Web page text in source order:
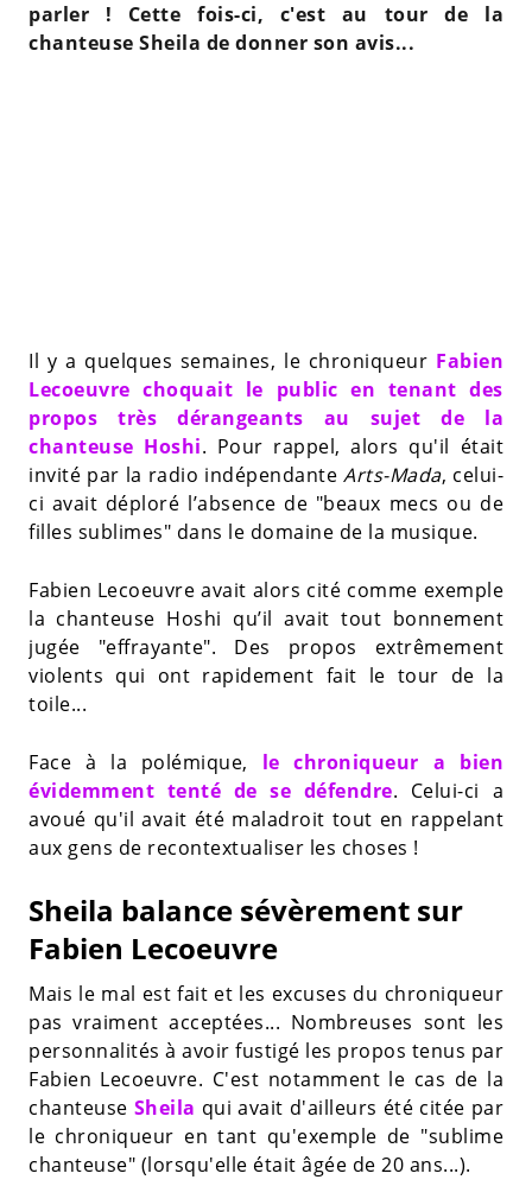
parler ! Cette fois-ci, c'est au tour de la
chanteuse Sheila de donner son avis...
Il y a quelques semaines, le chroniqueur Fabien
Lecoeuvre choquait le public en tenant des
propos très dérangeants au sujet de la
chanteuse Hoshi. Pour rappel, alors qu'il était
invité par la radio indépendante Arts-Mada, celui-
ci avait déploré l’absence de "beaux mecs ou de
filles sublimes" dans le domaine de la musique.
Fabien Lecoeuvre avait alors cité comme exemple
la chanteuse Hoshi qu’il avait tout bonnement
jugée "effrayante". Des propos extrêmement
violents qui ont rapidement fait le tour de la
toile...
Face à la polémique, le chroniqueur a bien
évidemment tenté de se défendre. Celui-ci a
avoué qu'il avait été maladroit tout en rappelant
aux gens de recontextualiser les choses !
Sheila balance sévèrement sur
Fabien Lecoeuvre
Mais le mal est fait et les excuses du chroniqueur
pas vraiment acceptées... Nombreuses sont les
personnalités à avoir fustigé les propos tenus par
Fabien Lecoeuvre. C'est notamment le cas de la
chanteuse Sheila qui avait d'ailleurs été citée par
le chroniqueur en tant qu'exemple de "sublime
chanteuse" (lorsqu'elle était âgée de 20 ans...).